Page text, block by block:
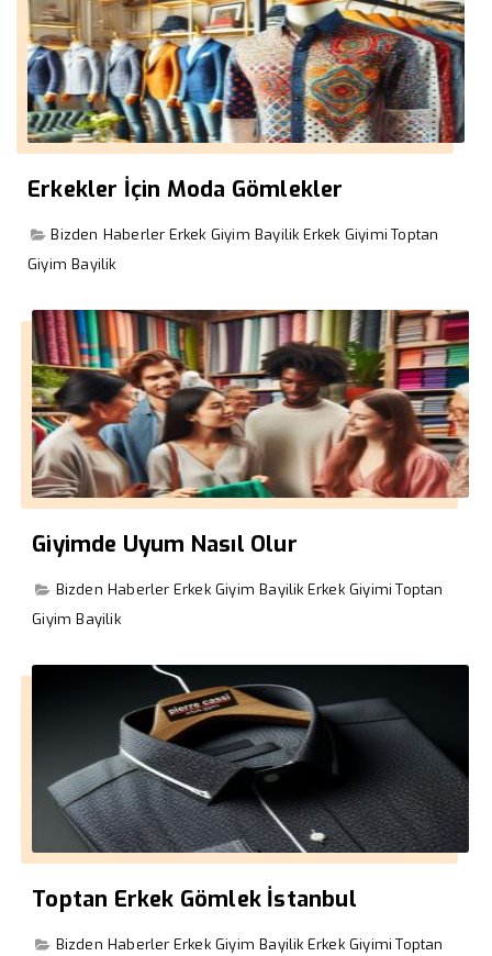
Erkekler İçin Moda Gömlekler
Bizden Haberler Erkek Giyim Bayilik Erkek Giyimi Toptan
Giyim Bayilik
Giyimde Uyum Nasıl Olur
Bizden Haberler Erkek Giyim Bayilik Erkek Giyimi Toptan
Giyim Bayilik
Toptan Erkek Gömlek İstanbul
Bizden Haberler Erkek Giyim Bayilik Erkek Giyimi Toptan